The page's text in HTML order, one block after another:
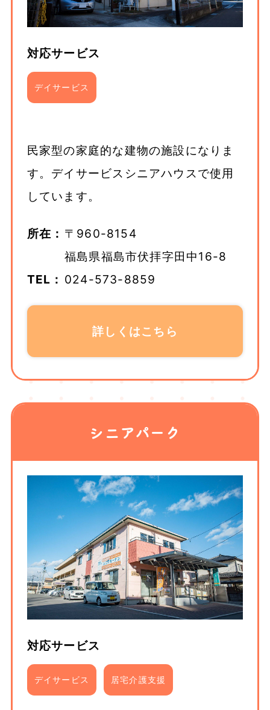
対応サービス
デイサービス
民家型の家庭的な建物の施設になりま
す。デイサービスシニアハウスで使用
しています。
所在： 〒960-8154
福島県福島市伏拝字田中16-8
TEL： 024-573-8859
詳しくはこちら
シニアパーク
対応サービス
デイサービス 居宅介護支援